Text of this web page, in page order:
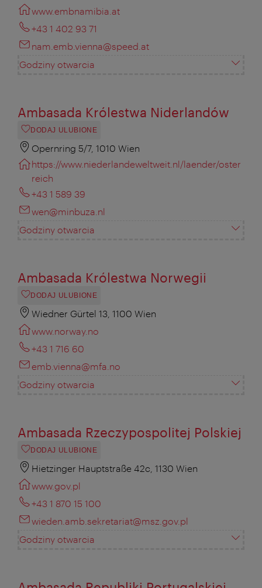
www.embnamibia.at
+43 1 402 93 71
nam.emb.vienna@speed.at
Godziny otwarcia
Ambasada Królestwa Niderlandów
DODAJ ULUBIONE
Opernring 5/7, 1010 Wien
https://www.niederlandeweltweit.nl/laender/oster
reich
+43 1 589 39
wen@minbuza.nl
Godziny otwarcia
Ambasada Królestwa Norwegii
DODAJ ULUBIONE
Wiedner Gürtel 13, 1100 Wien
www.norway.no
+43 1 716 60
emb.vienna@mfa.no
Godziny otwarcia
Ambasada Rzeczypospolitej Polskiej
DODAJ ULUBIONE
Hietzinger Hauptstraße 42c, 1130 Wien
www.gov.pl
+43 1 870 15 100
wieden.amb.sekretariat@msz.gov.pl
Godziny otwarcia